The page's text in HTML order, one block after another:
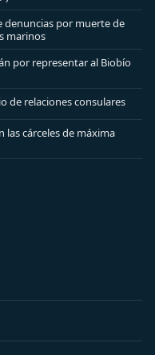
denuncias por muerte de
marinos
por representar al Biobío
de relaciones consulares
las cárceles de máxima